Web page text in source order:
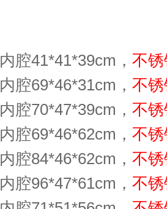
内腔41*41*39cm，不
内腔69*46*31cm，不
内腔70*47*39cm，不
内腔69*46*62cm，不
内腔84*46*62cm，不
内腔96*47*61cm，不